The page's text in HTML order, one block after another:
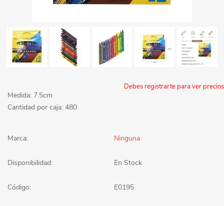
Debes registrarte para ver precios
Medida: 7.5cm
Cantidad por caja: 480
Marca: Ninguna
Disponibilidad: En Stock
Código: E0195